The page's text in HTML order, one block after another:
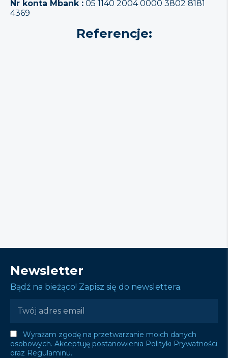
Nr konta Mbank : 05 1140 2004 0000 3802 8181
4369
Referencje:
Newsletter
Bądź na bieżąco! Zapisz się do newslettera.
Wyrażam zgodę na przetwarzanie moich danych
osobowych. Akceptuję postanowienia Polityki Prywatności
oraz Regulaminu.